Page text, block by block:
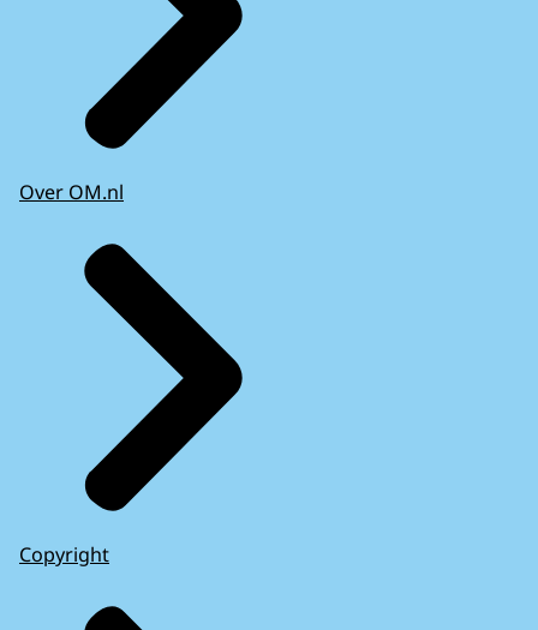
Over OM.nl
Copyright